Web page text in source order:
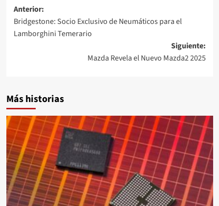
Navegación
de
entradas
Anterior:
Bridgestone: Socio Exclusivo de Neumáticos para el
Lamborghini Temerario
Siguiente:
Mazda Revela el Nuevo Mazda2 2025
Más historias